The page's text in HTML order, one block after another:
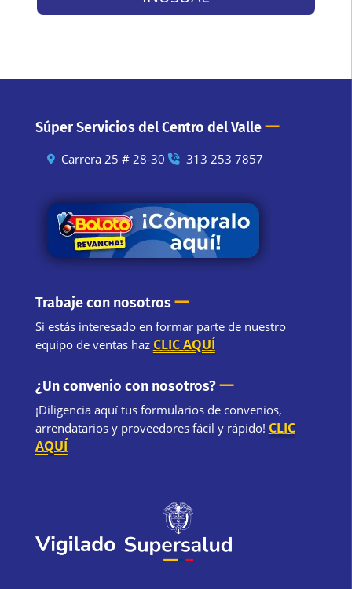
Súper Servicios del Centro del Valle—
Carrera 25 # 28-30 313 253 7857
Trabaje con nosotros—
Si estás interesado en formar parte de nuestro
equipo de ventas haz CLIC AQUÍ
¿Un convenio con nosotros?—
¡Diligencia aquí tus formularios de convenios,
arrendatarios y proveedores fácil y rápido! CLIC
AQUÍ